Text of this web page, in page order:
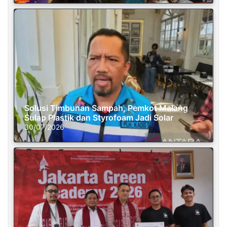
Solusi Timbunan Sampah, Pemkot Malang
Sulap Plastik dan Styrofoam Jadi Solar
30/07/2026